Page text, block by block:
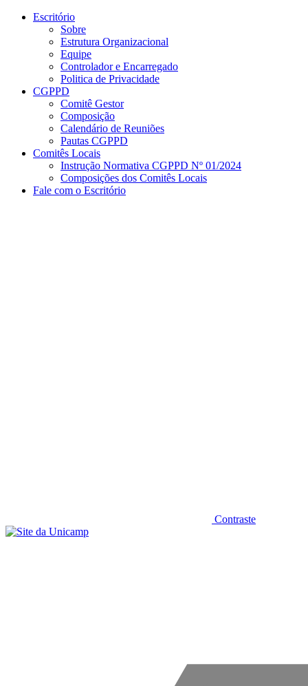
Conteúdo principal
Escritório
Sobre
Estrutura Organizacional
Equipe
Controlador e Encarregado
Politica de Privacidade
CGPPD
Comitê Gestor
Composição
Calendário de Reuniões
Pautas CGPPD
Comitês Locais
Instrução Normativa CGPPD Nº 01/2024
Composições dos Comitês Locais
Fale com o Escritório
Contraste